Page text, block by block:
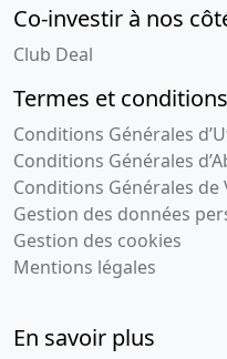
Co-investir à nos
Club Deal
Termes et conditions
Conditions Générales
Conditions Générales
Conditions Générales de
Gestion des données
Gestion des cookies
Mentions légales
En savoir plus